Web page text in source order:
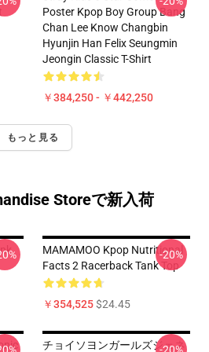
Poster Kpop Boy Group Bang
Chan Lee Know Changbin
Hyunjin Han Felix Seungmin
Jeongin Classic T-Shirt
￥384,250 - ￥442,250
もっと見る
Storeで新入荷
MAMAMOO Kpop Nutritional
Facts 2 Racerback Tank Top
￥354,525$24.45
-20%
チョイソヨンガールズジェネ